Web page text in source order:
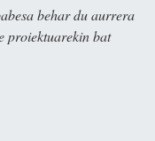
behar du aurrera
proiektuarekin bat